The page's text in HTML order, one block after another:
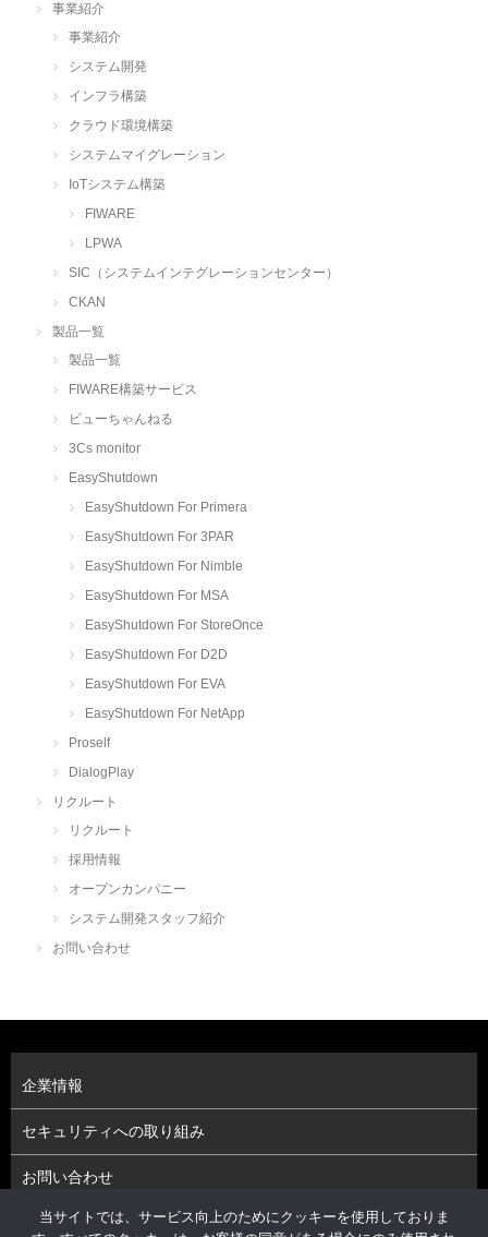
事業紹介
事業紹介
システム開発
インフラ構築
クラウド環境構築
システムマイグレーション
IoTシステム構築
FIWARE
LPWA
SIC（システムインテグレーションセンター）
CKAN
製品一覧
製品一覧
FIWARE構築サービス
ビューちゃんねる
3Cs monitor
EasyShutdown
EasyShutdown For Primera
EasyShutdown For 3PAR
EasyShutdown For Nimble
EasyShutdown For MSA
EasyShutdown For StoreOnce
EasyShutdown For D2D
EasyShutdown For EVA
EasyShutdown For NetApp
Proself
DialogPlay
リクルート
リクルート
採用情報
オープンカンパニー
システム開発スタッフ紹介
お問い合わせ
企業情報
セキュリティへの取り組み
お問い合わせ
プライバシーポリシー（個人情報保護方針）
当サイトでは、サービス向上のためにクッキーを使用しておりま